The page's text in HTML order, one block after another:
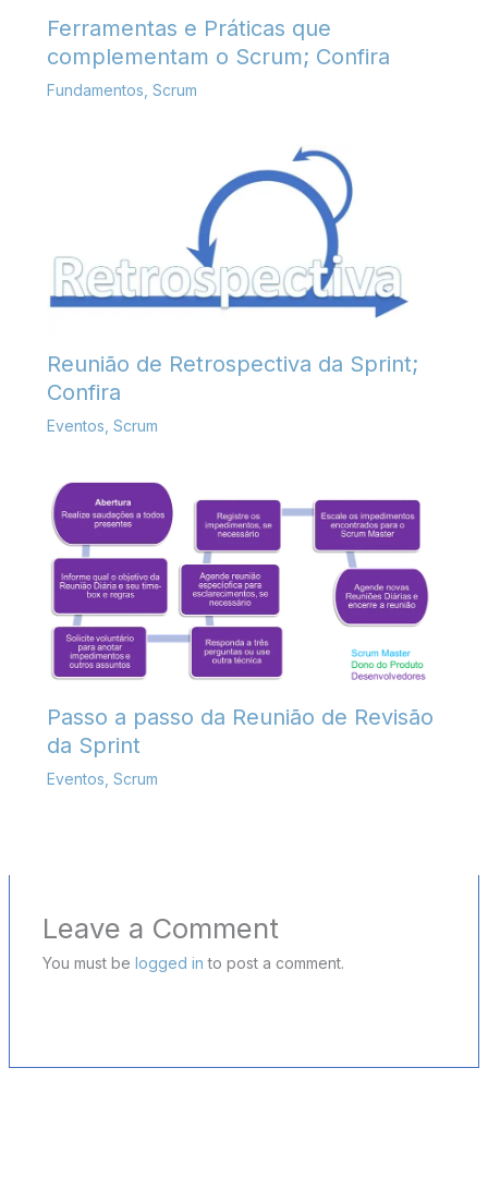
Ferramentas e Práticas que
complementam o Scrum; Confira
Fundamentos Scrum
Reunião de Retrospectiva da Sprint;
Confira
Eventos Scrum
Passo a passo da Reunião de Revisão
da Sprint
Eventos Scrum
Leave a Comment
You must be logged in to post a comment.